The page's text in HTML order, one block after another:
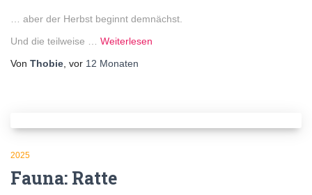
… aber der Herbst beginnt demnächst.
Und die teilweise … Weiterlesen
Von Thobie , vor 12 Monaten
2025
Fauna: Ratte